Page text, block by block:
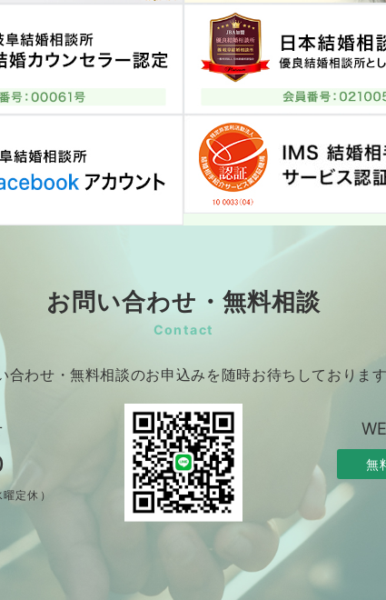
お問い合わせ・無料相談
Contact
合わせ・無料相談のお申込みを随時お待ちしております
定休）
無